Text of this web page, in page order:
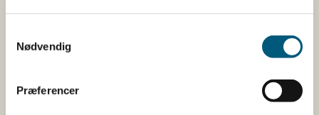
Nødvendig
Præferencer
Ingefær, safran,
KN-kode
09101100, 09101200